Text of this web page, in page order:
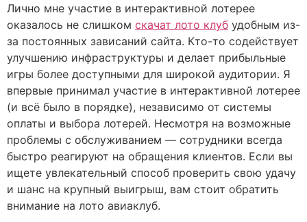
Лично мне участие в интерактивной лотерее
оказалось не слишком скачат лото клуб удобным из-
за постоянных зависаний сайта. Кто-то содействует
улучшению инфраструктуры и делает прибыльные
игры более доступными для широкой аудитории. Я
впервые принимал участие в интерактивной лотерее
(и всё было в порядке), независимо от системы
оплаты и выбора лотерей. Несмотря на возможные
проблемы с обслуживанием — сотрудники всегда
быстро реагируют на обращения клиентов. Если вы
ищете увлекательный способ проверить свою удачу
и шанс на крупный выигрыш, вам стоит обратить
внимание на лото авиаклуб.